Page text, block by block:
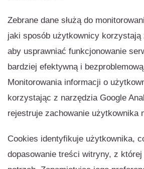
Zebrane dane służą do
jaki sposób użytkownicy
aby usprawniać funkcjonowanie
bardziej efektywną i
Monitorowania informacji o
korzystając z narzędzia Google
rejestruje zachowanie użytkownika
Cookies identyfikuje użytkownika,
dopasowanie treści witryny, z